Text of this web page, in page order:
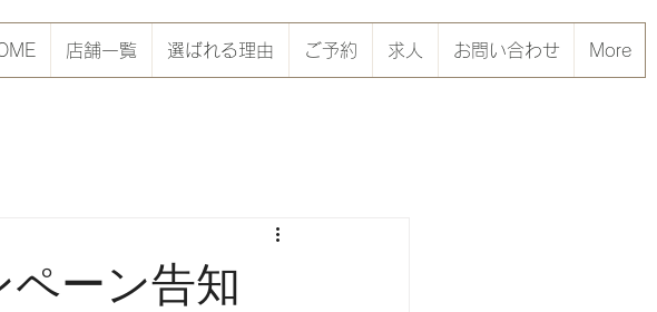
店舗一覧 選ばれる理由 ご予約 求人 お問い合わせ More
ペーン告知